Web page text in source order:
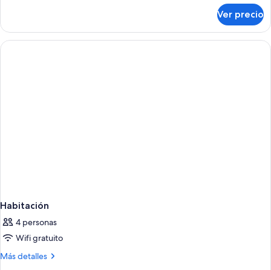
Queen
Standard
Ver precio
Habitación
4 personas
Wifi gratuito
Más detalles
Más